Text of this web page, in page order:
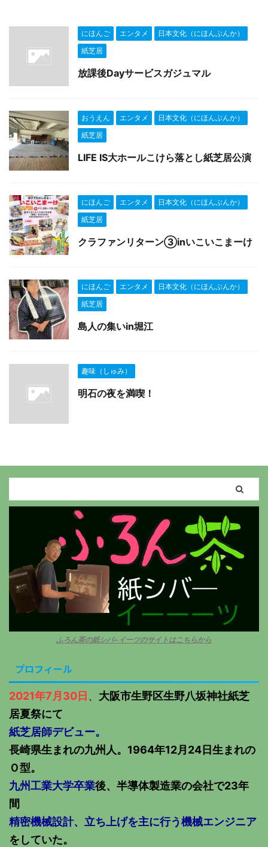
にほんご エンタメ
日本文化（にほんぶんか）
紙芝居
放課後Dayサービスガジュマル
おうえん エンタメ
日本文化（にほんぶんか）
紙芝居
LIFE IS大ホールこけら落とし紙芝居公演
にほんご エンタメ
日本文化（にほんぶんか）
紙芝居
クラファンリターン③inいこいこまーけ
にほんご エンタメ
日本文化（にほんぶんか）
紙芝居
島人の集いin堀江
趣味（しゅみ）
明石の夜を満喫！
ふろん茶の紙シバ−イーツのサイトはこちらから
プロフィール
2021年7月30日 、 大阪市生野区生野八坂神社紙芝
居夏祭にて
紙芝居師デビュー。
長崎県生まれの九州人。1964年12月24日生まれの
Ｏ型。
九州工業大学卒業後、半導体製造業の会社で23年
間
精密機械設計、立ち上げを主に行う機械エンジニア
をしていた。